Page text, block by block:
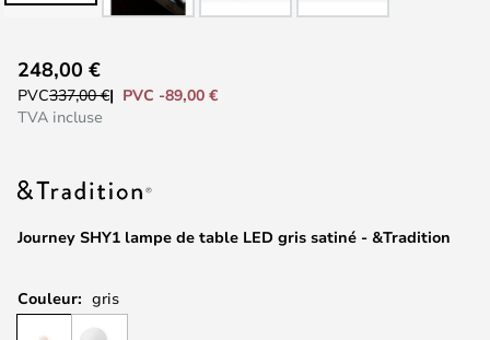
to
the
the
gallery
Journey SHY1 lampe de table LED gris satiné - &Tradition
248,00 €
PVC337,00 €
PVC -89,00 €
TVA incluse
Couleur: gris